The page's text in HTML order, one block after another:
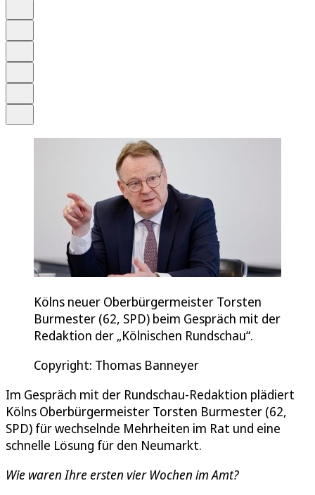
Kölns neuer Oberbürgermeister Torsten
Burmester (62, SPD) beim Gespräch mit der
Redaktion der „Kölnischen Rundschau“.
Copyright: Thomas Banneyer
Im Gespräch mit der Rundschau-Redaktion plädiert
Kölns Oberbürgermeister Torsten Burmester (62,
SPD) für wechselnde Mehrheiten im Rat und eine
schnelle Lösung für den Neumarkt.
Wie waren Ihre ersten vier Wochen im Amt?